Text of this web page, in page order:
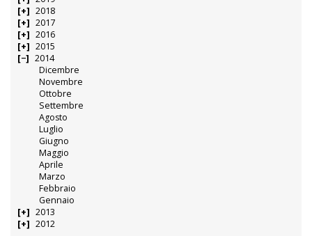
2018
2017
2016
2015
2014
Dicembre
Novembre
Ottobre
Settembre
Agosto
Luglio
Giugno
Maggio
Aprile
Marzo
Febbraio
Gennaio
2013
2012